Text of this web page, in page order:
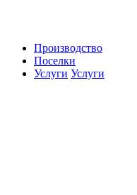
Производство
Поселки
Услуги Услуги